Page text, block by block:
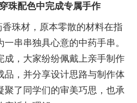
珠配色中完成专属手作
珠材，原本零散的材料在指
串串独具心意的中药手串。
成，大家纷纷佩戴上亲手制作
品，并分享设计思路与制作体
聚了同学们的审美巧思，也承